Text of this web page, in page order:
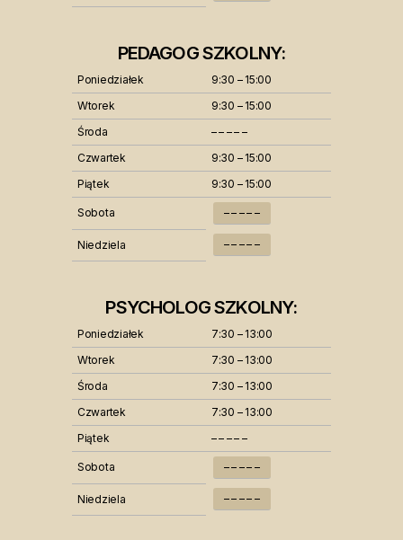
PEDAGOG SZKOLNY:
Poniedziałek
9:30 – 15:00
Wtorek
9:30 – 15:00
Środa
– – – – –
Czwartek
9:30 – 15:00
Piątek
9:30 – 15:00
Sobota – – – – –
Niedziela – – – – –
PSYCHOLOG SZKOLNY:
Poniedziałek
7:30 – 13:00
Wtorek
7:30 – 13:00
Środa
7:30 – 13:00
Czwartek
7:30 – 13:00
Piątek
– – – – –
Sobota – – – – –
Niedziela – – – – –